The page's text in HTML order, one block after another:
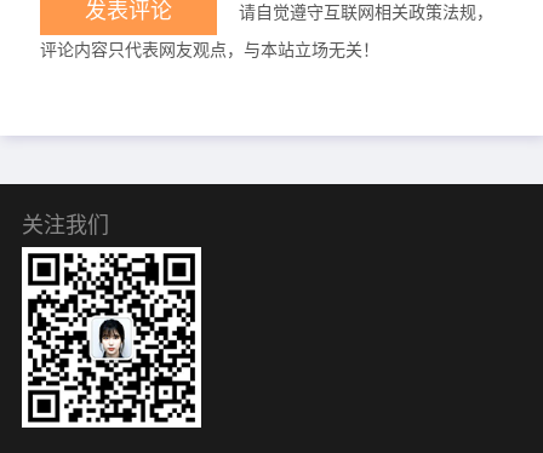
请自觉遵守互联网相关政策法规，
评论内容只代表网友观点，与本站立场无关！
关注我们